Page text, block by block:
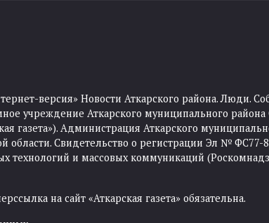
версия» Новости Аткарского района. Люди.
учреждение Аткарского муниципального района
газета»). Администрация Аткарского
области. Свидетельство о регистрации Эл №
технологий и массовых коммуникаций
на сайт «Аткарская газета» обязательна.